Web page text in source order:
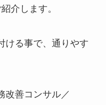
介します。
ける事で、通りやす
改善コンサル／